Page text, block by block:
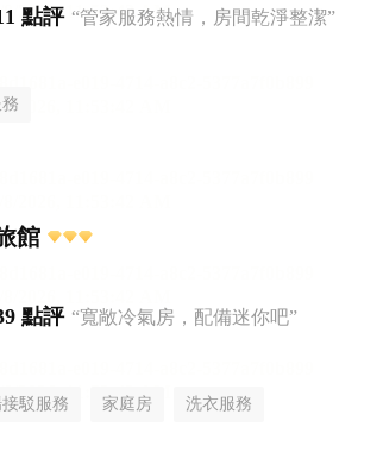
點評 “管家服務熱情，房間乾淨整潔”
館
點評 “寬敞冷氣房，配備迷你吧”
駁服務 家庭房 洗衣服務